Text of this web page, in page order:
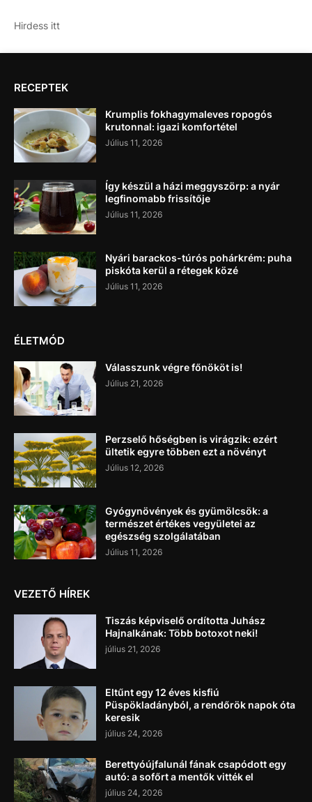
Hirdess itt
RECEPTEK
Krumplis fokhagymaleves ropogós
krutonnal: igazi komfortétel
Július 11, 2026
Így készül a házi meggyszörp: a nyár
legfinomabb frissítője
Július 11, 2026
Nyári barackos-túrós pohárkrém: puha
piskóta kerül a rétegek közé
Július 11, 2026
ÉLETMÓD
Válasszunk végre főnököt is!
Július 21, 2026
Perzselő hőségben is virágzik: ezért
ültetik egyre többen ezt a növényt
Július 12, 2026
Gyógynövények és gyümölcsök: a
természet értékes vegyületei az
egészség szolgálatában
Július 11, 2026
VEZETŐ HÍREK
Tiszás képviselő ordította Juhász
Hajnalkának: Több botoxot neki!
július 21, 2026
Eltűnt egy 12 éves kisfiú
Püspökladányból, a rendőrök napok óta
keresik
július 24, 2026
Berettyóújfalunál fának csapódott egy
autó: a sofőrt a mentők vitték el
július 24, 2026